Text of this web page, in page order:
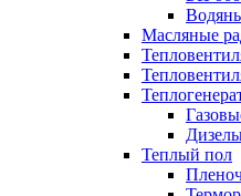
Масляные
Теплый пол